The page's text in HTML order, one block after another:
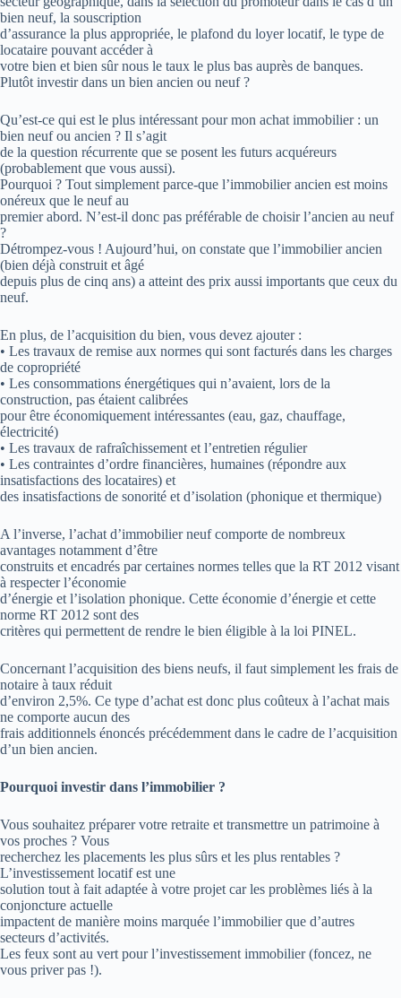
bien neuf, la souscription
d’assurance la plus appropriée, le plafond du loyer locatif, le type de
locataire pouvant accéder à
votre bien et bien sûr nous le taux le plus bas auprès de banques.
Plutôt investir dans un bien ancien ou neuf ?
Qu’est-ce qui est le plus intéressant pour mon achat immobilier : un
bien neuf ou ancien ? Il s’agit
de la question récurrente que se posent les futurs acquéreurs
(probablement que vous aussi).
Pourquoi ? Tout simplement parce-que l’immobilier ancien est moins
onéreux que le neuf au
premier abord. N’est-il donc pas préférable de choisir l’ancien au neuf
?
Détrompez-vous ! Aujourd’hui, on constate que l’immobilier ancien
(bien déjà construit et âgé
depuis plus de cinq ans) a atteint des prix aussi importants que ceux du
neuf.
En plus, de l’acquisition du bien, vous devez ajouter :
• Les travaux de remise aux normes qui sont facturés dans les charges
de copropriété
• Les consommations énergétiques qui n’avaient, lors de la
construction, pas étaient calibrées
pour être économiquement intéressantes (eau, gaz, chauffage,
électricité)
• Les travaux de rafraîchissement et l’entretien régulier
• Les contraintes d’ordre financières, humaines (répondre aux
insatisfactions des locataires) et
des insatisfactions de sonorité et d’isolation (phonique et thermique)
A l’inverse, l’achat d’immobilier neuf comporte de nombreux
avantages notamment d’être
construits et encadrés par certaines normes telles que la RT 2012 visant
à respecter l’économie
d’énergie et l’isolation phonique. Cette économie d’énergie et cette
norme RT 2012 sont des
critères qui permettent de rendre le bien éligible à la loi PINEL.
Concernant l’acquisition des biens neufs, il faut simplement les frais de
notaire à taux réduit
d’environ 2,5%. Ce type d’achat est donc plus coûteux à l’achat mais
ne comporte aucun des
frais additionnels énoncés précédemment dans le cadre de l’acquisition
d’un bien ancien.
Pourquoi investir dans l’immobilier ?
Vous souhaitez préparer votre retraite et transmettre un patrimoine à
vos proches ? Vous
recherchez les placements les plus sûrs et les plus rentables ?
L’investissement locatif est une
solution tout à fait adaptée à votre projet car les problèmes liés à la
conjoncture actuelle
impactent de manière moins marquée l’immobilier que d’autres
secteurs d’activités.
Les feux sont au vert pour l’investissement immobilier (foncez, ne
vous priver pas !).